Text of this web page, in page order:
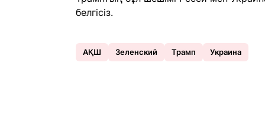
белгісіз.
АҚШ Зеленский Трамп Украина